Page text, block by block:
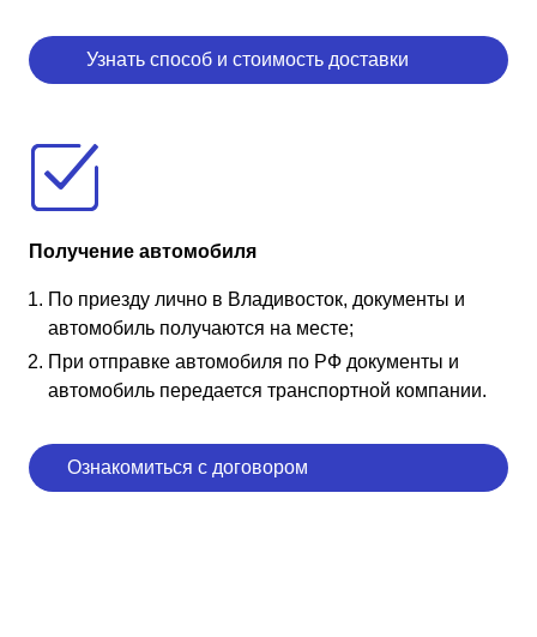
Узнать способ и стоимость доставки
Получение автомобиля
По приезду лично в Владивосток, документы и
автомобиль получаются на месте;
При отправке автомобиля по РФ документы и
автомобиль передается транспортной компании.
Ознакомиться с договором